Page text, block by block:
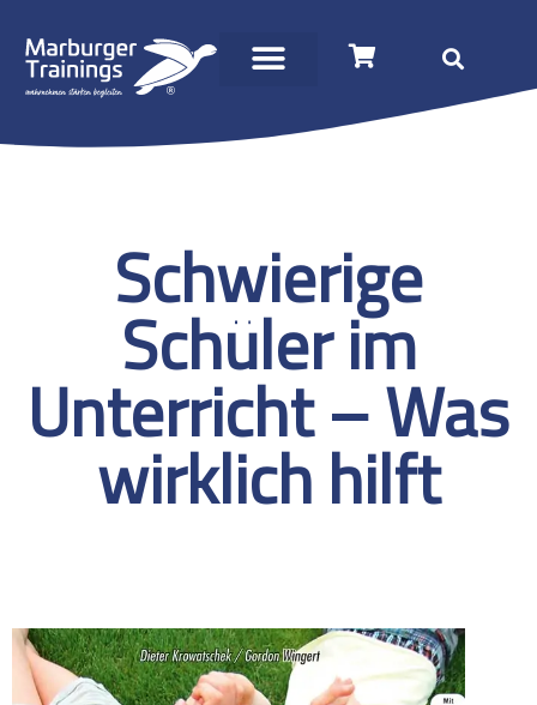
Schwierige
Schüler im
Unterricht – Was
wirklich hilft